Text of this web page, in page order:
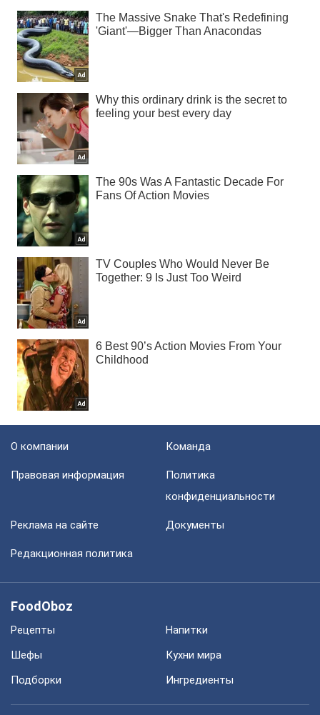
О компании Команда
Правовая информация
Политика
конфиденциальности
Реклама на сайте Документы
Редакционная политика
FoodOboz
Рецепты
Напитки
Шефы
Кухни мира
Подборки
Ингредиенты